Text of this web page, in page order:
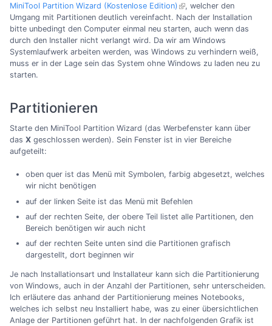
MiniTool Partition Wizard (Kostenlose Edition)
, welcher den
Umgang mit Partitionen deutlich vereinfacht. Nach der Installation
bitte unbedingt den Computer einmal neu starten, auch wenn das
durch den Installer nicht verlangt wird. Da wir am Windows
Systemlaufwerk arbeiten werden, was Windows zu verhindern weiß,
muss er in der Lage sein das System ohne Windows zu laden neu zu
starten.
Partitionieren
Starte den MiniTool Partition Wizard (das Werbefenster kann über
das X geschlossen werden). Sein Fenster ist in vier Bereiche
aufgeteilt:
oben quer ist das Menü mit Symbolen, farbig abgesetzt, welches
wir nicht benötigen
auf der linken Seite ist das Menü mit Befehlen
auf der rechten Seite, der obere Teil listet alle Partitionen, den
Bereich benötigen wir auch nicht
auf der rechten Seite unten sind die Partitionen grafisch
dargestellt, dort beginnen wir
Je nach Installationsart und Installateur kann sich die Partitionierung
von Windows, auch in der Anzahl der Partitionen, sehr unterscheiden.
Ich erläutere das anhand der Partitionierung meines Notebooks,
welches ich selbst neu Installiert habe, was zu einer übersichtlichen
Anlage der Partitionen geführt hat. In der nachfolgenden Grafik ist